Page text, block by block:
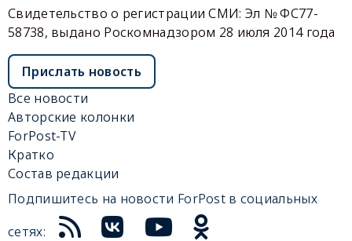
Свидетельство о регистрации СМИ: Эл № ФС77-
58738, выдано Роскомнадзором 28 июля 2014 года
Прислать новость
Все новости
Авторские колонки
ForPost-TV
Кратко
Состав редакции
Подпишитесь на новости ForPost в социальных
сетях: